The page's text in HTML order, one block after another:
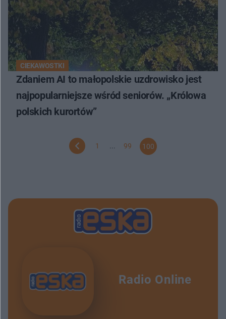
CIEKAWOSTKI
Zdaniem AI to małopolskie uzdrowisko jest
najpopularniejsze wśród seniorów. „Królowa
polskich kurortów”
1 99 100
Radio Online